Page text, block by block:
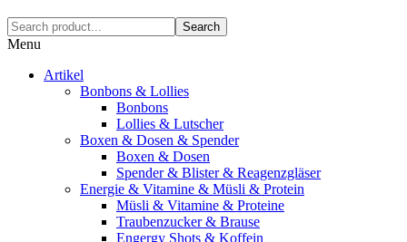
Search
Menu
Artikel
Bonbons & Lollies
Bonbons
Lollies & Lutscher
Boxen & Dosen & Spender
Boxen & Dosen
Spender & Blister & Reagenzgläser
Energie & Vitamine & Müsli & Protein
Müsli & Vitamine & Proteine
Traubenzucker & Brause
Engergy Shots & Koffein